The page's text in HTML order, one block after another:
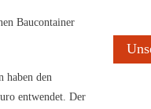
Baucontainer
haben den
entwendet. Der